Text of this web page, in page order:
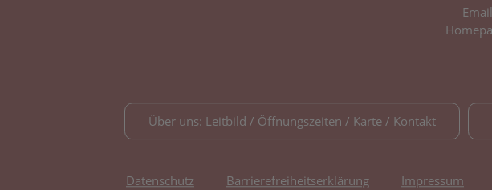
Über uns: Leitbild / Öffnungszeiten / Karte / Kontakt
Datenschutz Barrierefreiheitserklärung Impressum